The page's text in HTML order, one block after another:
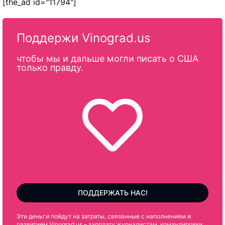
[the_ad id="11794"]
Поддержи Vinograd.us
чтобы мы и дальше могли писать о США
только правду.
ПОДДЕРЖАТЬ НАС!
Эти деньги пойдут на затраты, связанные с наполнением и